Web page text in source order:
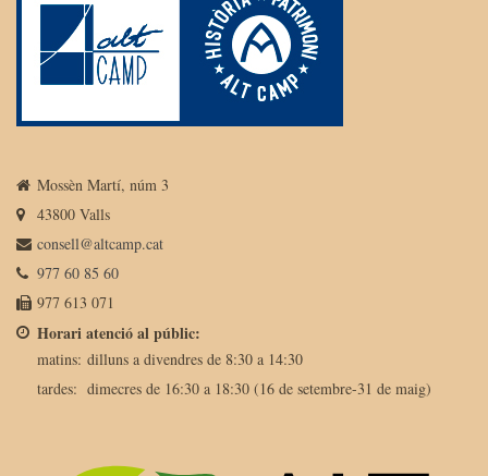
Mossèn Martí, núm 3
43800 Valls
consell@altcamp.cat
977 60 85 60
977 613 071
Horari atenció al públic:
matins: dilluns a divendres de 8:30 a 14:30
tardes: dimecres de 16:30 a 18:30 (16 de setembre-31 de maig)